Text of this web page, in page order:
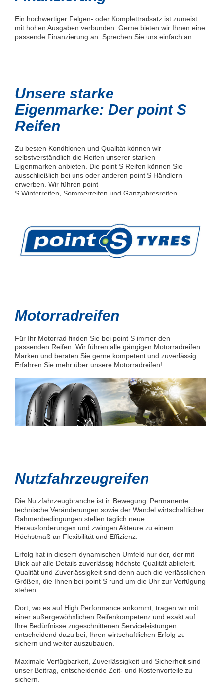
Ein hochwertiger Felgen- oder Komplettradsatz ist zumeist
mit hohen Ausgaben verbunden. Gerne bieten wir Ihnen eine
passende Finanzierung an. Sprechen Sie uns einfach an.
Unsere starke
Eigenmarke: Der point S
Reifen
Zu besten Konditionen und Qualität können wir
selbstverständlich die Reifen unserer starken
Eigenmarken anbieten. Die point S Reifen können Sie
ausschließlich bei uns oder anderen point S Händlern
erwerben. Wir führen point
S Winterreifen, Sommerreifen und Ganzjahresreifen.
Motorradreifen
Für Ihr Motorrad finden Sie bei point S immer den
passenden Reifen. Wir führen alle gängigen Motorradreifen
Marken und beraten Sie gerne kompetent und zuverlässig.
Erfahren Sie mehr über unsere Motorradreifen!
Nutzfahrzeugreifen
Die Nutzfahrzeugbranche ist in Bewegung. Permanente
technische Veränderungen sowie der Wandel wirtschaftlicher
Rahmenbedingungen stellen täglich neue
Herausforderungen und zwingen Akteure zu einem
Höchstmaß an Flexibilität und Effizienz.
Erfolg hat in diesem dynamischen Umfeld nur der, der mit
Blick auf alle Details zuverlässig höchste Qualität abliefert.
Qualität und Zuverlässigkeit sind denn auch die verlässlichen
Größen, die Ihnen bei point S rund um die Uhr zur Verfügung
stehen.
Dort, wo es auf High Performance ankommt, tragen wir mit
einer außergewöhnlichen Reifenkompetenz und exakt auf
Ihre Bedürfnisse zugeschnittenen Serviceleistungen
entscheidend dazu bei, Ihren wirtschaftlichen Erfolg zu
sichern und weiter auszubauen.
Maximale Verfügbarkeit, Zuverlässigkeit und Sicherheit sind
unser Beitrag, entscheidende Zeit- und Kostenvorteile zu
sichern.